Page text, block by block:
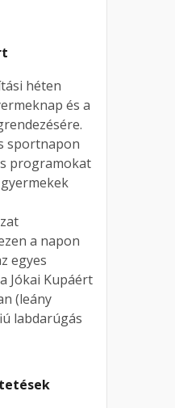
héten
és a
sportnapon
programokat
a napon
egyes
Jókai Kupáért
(leány
labdarúgás